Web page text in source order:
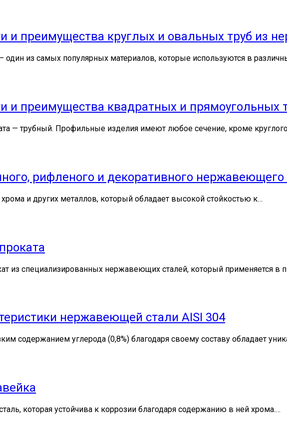
и преимущества круглых и овальных труб из
из самых популярных материалов, которые используются в
и преимущества квадратных и прямоугольных
— трубный. Профильные изделия имеют любое сечение, кроме
рифленого и декоративного нержавеющего
и других металлов, который обладает высокой стойкостью к…
из специализированных нержавеющих сталей, который применяется в
нержавеющей стали AISI 304
содержанием углерода (0,8%) благодаря своему составу обладает
которая устойчива к коррозии благодаря содержанию в ней хрома.…